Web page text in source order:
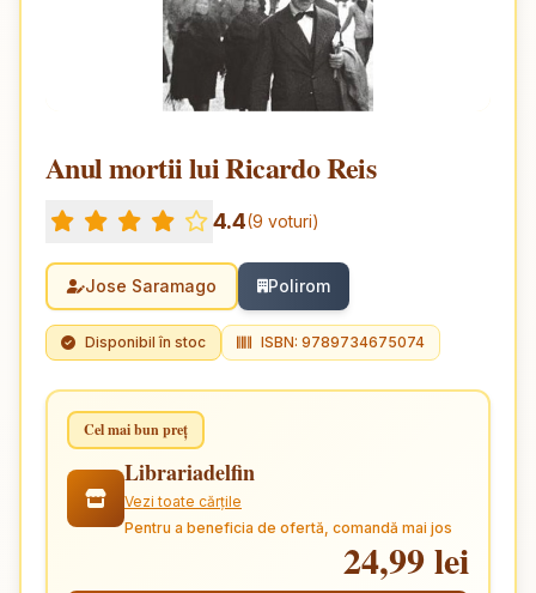
Anul mortii lui Ricardo Reis
4.4(9 voturi)
Jose Saramago Polirom
Disponibil în stoc ISBN: 9789734675074
Cel mai bun preț
Librariadelfin
Vezi toate cărțile
Pentru a beneficia de ofertă, comandă mai jos
24,99 lei